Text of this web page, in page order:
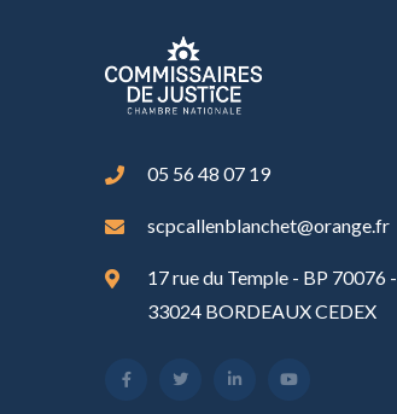
05 56 48 07 19
scpcallenblanchet@orange.fr
17 rue du Temple - BP 70076 -
33024 BORDEAUX CEDEX